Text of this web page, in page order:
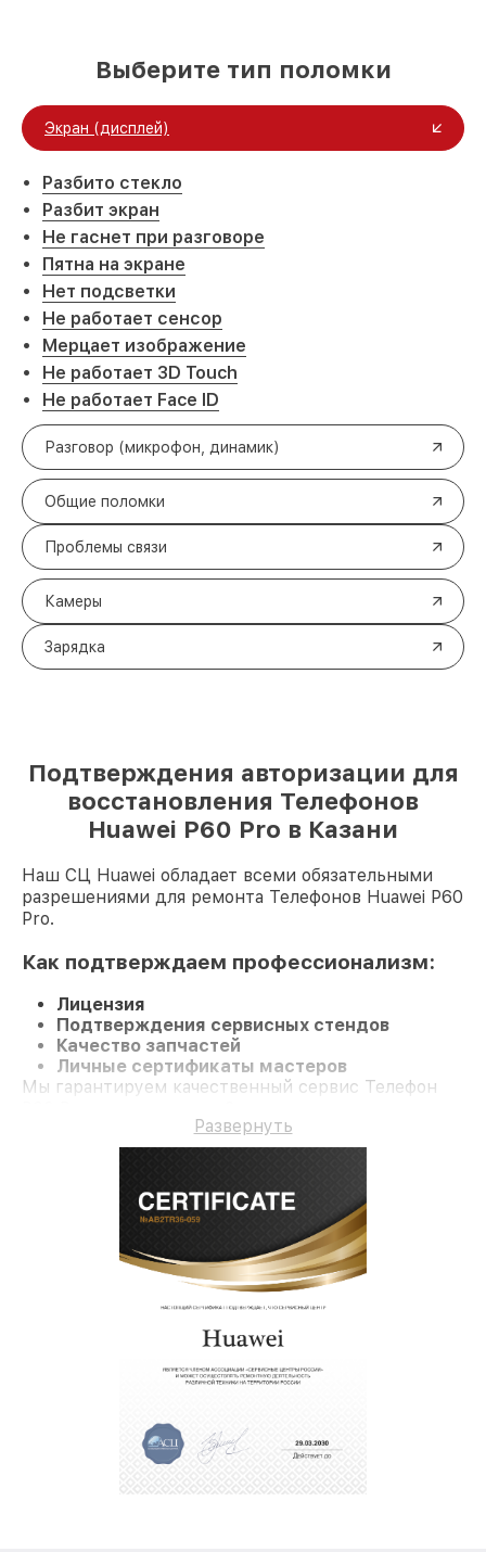
Выберите тип поломки
Экран (дисплей)
Разбито стекло
Разбит экран
Не гаснет при разговоре
Пятна на экране
Нет подсветки
Не работает сенсор
Мерцает изображение
Не работает 3D Touch
Не работает Face ID
Разговор (микрофон, динамик)
Общие поломки
Проблемы связи
Камеры
Зарядка
Подтверждения авторизации для
восстановления Телефонов
Huawei P60 Pro в Казани
Наш СЦ Huawei обладает всеми обязательными
разрешениями для ремонта Телефонов Huawei P60
Pro.
Как подтверждаем профессионализм:
Лицензия
Подтверждения сервисных стендов
Качество запчастей
Личные сертификаты мастеров
Мы гарантируем качественный сервис Телефон
Развернуть